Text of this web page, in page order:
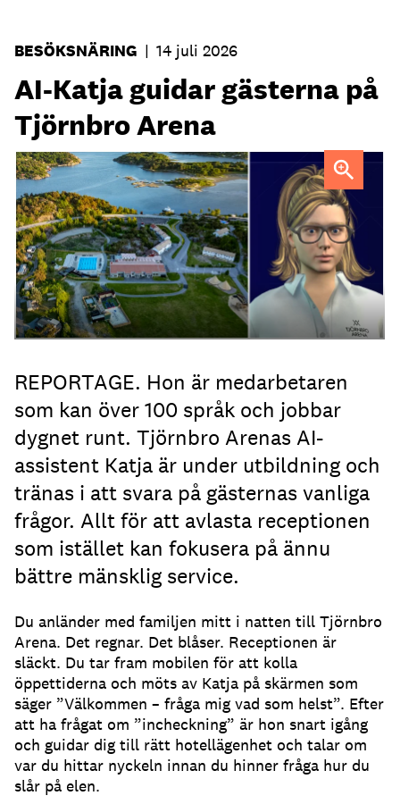
BESÖKSNÄRING | 14 juli 2026
AI-Katja guidar gästerna på
Tjörnbro Arena
AI-medarbetaren Katja tillträdde i tjänst i april.
REPORTAGE. Hon är medarbetaren
som kan över 100 språk och jobbar
dygnet runt. Tjörnbro Arenas AI-
assistent Katja är under utbildning och
tränas i att svara på gästernas vanliga
frågor. Allt för att avlasta receptionen
som istället kan fokusera på ännu
bättre mänsklig service.
Du anländer med familjen mitt i natten till Tjörnbro
Arena. Det regnar. Det blåser. Receptionen är
släckt. Du tar fram mobilen för att kolla
öppettiderna och möts av Katja på skärmen som
säger ”Välkommen – fråga mig vad som helst”. Efter
att ha frågat om ”incheckning” är hon snart igång
och guidar dig till rätt hotellägenhet och talar om
var du hittar nyckeln innan du hinner fråga hur du
slår på elen.